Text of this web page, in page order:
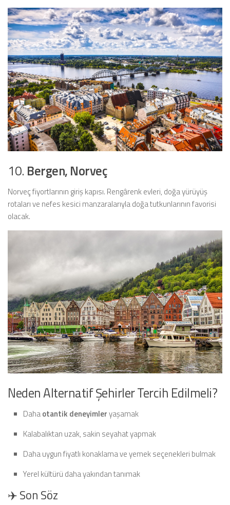
10. Bergen, Norveç
Norveç fiyortlarının giriş kapısı. Rengârenk evleri, doğa yürüyüş
rotaları ve nefes kesici manzaralarıyla doğa tutkunlarının favorisi
olacak.
Neden Alternatif Şehirler Tercih Edilmeli?
Dahaotantik deneyimleryaşamak
Kalabalıktan uzak, sakin seyahat yapmak
Daha uygun fiyatlı konaklama ve yemek seçenekleri bulmak
Yerel kültürü daha yakından tanımak
✈️ Son Söz